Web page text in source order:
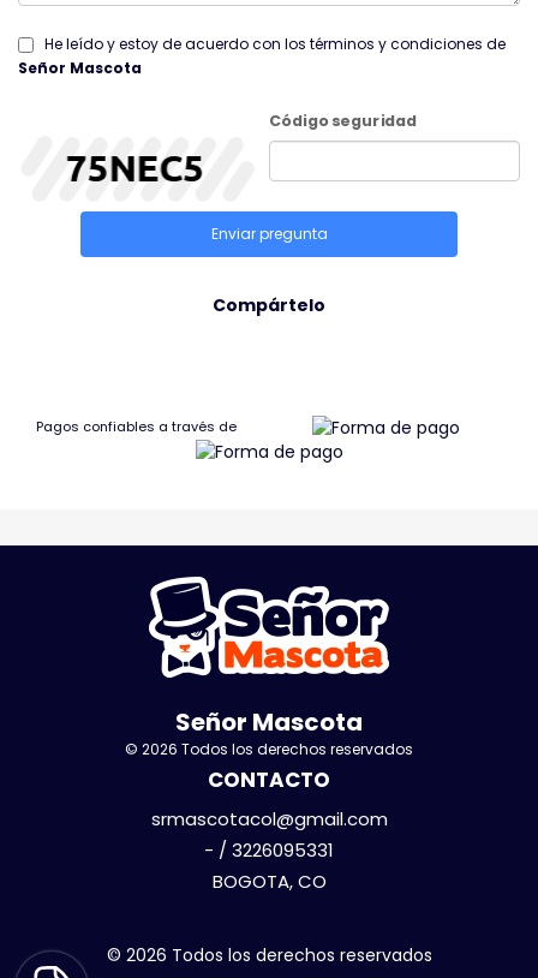
He leído y estoy de acuerdo con los términos y condiciones de
Señor Mascota
Código seguridad
Enviar pregunta
Compártelo
Pagos confiables a través de
Señor Mascota
© 2026 Todos los derechos reservados
CONTACTO
srmascotacol@gmail.com
- / 3226095331
BOGOTA, CO
© 2026 Todos los derechos reservados